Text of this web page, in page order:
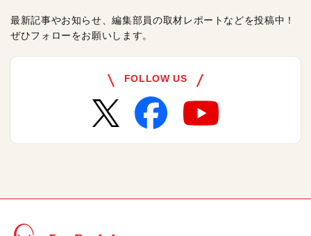
最新記事やお知らせ、編集部員の取材レポートなどを投稿中！
ぜひフォローをお願いします。
FOLLOW US